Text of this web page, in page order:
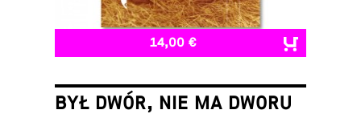
14,00 €
BYŁ DWÓR, NIE MA DWORU